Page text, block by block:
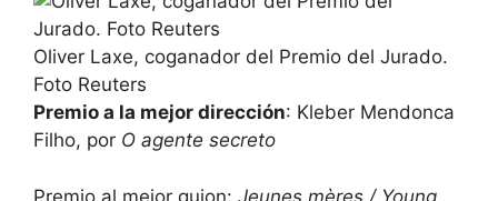
Oliver Laxe, coganador del Premio del Jurado.
Foto Reuters
Premio a la mejor dirección: Kleber Mendonca
Filho, por O agente secreto
Premio al mejor guion: Jeunes mères / Young